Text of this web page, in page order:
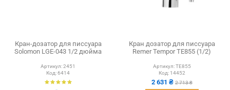
Кран-дозатор для писсуара
Solomon LGE-043 1/2 дюйма
Артикул:2451
Код:6414
Кран дозатор для писсуара
Remer Tempor TE855 (1/2)
Артикул:TE855
Код: 14452
2 631 ₴ 2 713 ₴